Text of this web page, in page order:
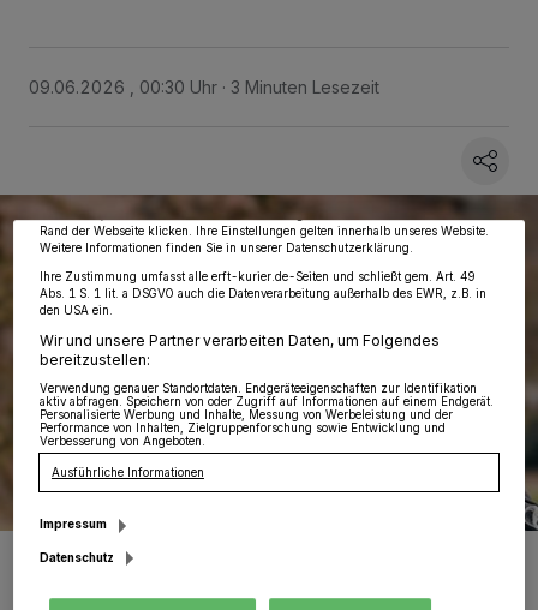
09.06.2026 , 00:30 Uhr 3 Minuten Lesezeit
Uwe Breuer ist König Nummer 6 im Zug „Schwarze Husaren Eckum“
Foto: BSV./Christoph Söldner
Wir und unsere 218-Partner speichern und greifen auf personenbezogene Daten
wieder aufrufen, um Ihre Einstellungen zu ändern oder Ihre Einwilligung zu
widerrufen, indem Sie auf den Link Einstellungen oder Ablehnen am unteren
Rand der Webseite klicken. Ihre Einstellungen gelten innerhalb unseres Website.
Weitere Informationen finden Sie in unserer Datenschutzerklärung.
Ihre Zustimmung umfasst alle erft-kurier.de-Seiten und schließt gem. Art. 49
Abs. 1 S. 1 lit. a DSGVO auch die Datenverarbeitung außerhalb des EWR, z.B. in
den USA ein.
Wir und unsere Partner verarbeiten Daten, um Folgendes
bereitzustellen:
Verwendung genauer Standortdaten. Endgeräteeigenschaften zur Identifikation
aktiv abfragen. Speichern von oder Zugriff auf Informationen auf einem Endgerät.
Personalisierte Werbung und Inhalte, Messung von Werbeleistung und der
Performance von Inhalten, Zielgruppenforschung sowie Entwicklung und
Verbesserung von Angeboten.
Ausführliche Informationen
Impressum
Datenschutz